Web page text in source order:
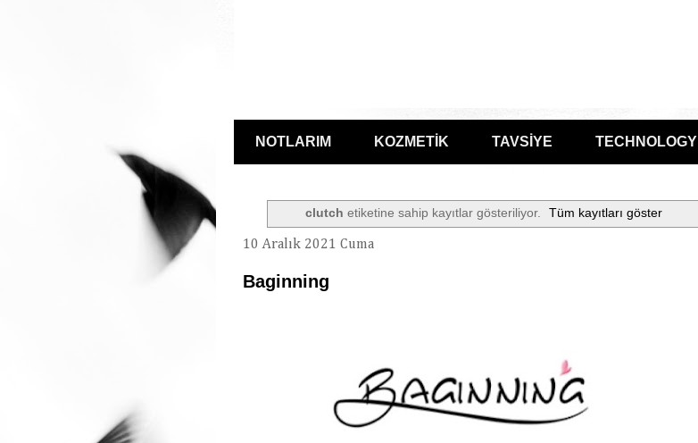
NOTLARIM KOZMETİK TAVSİYE TECHNOLOGY
clutch etiketine sahip kayıtlar gösteriliyor. Tüm kayıtları göster
10 Aralık 2021 Cuma
Baginning